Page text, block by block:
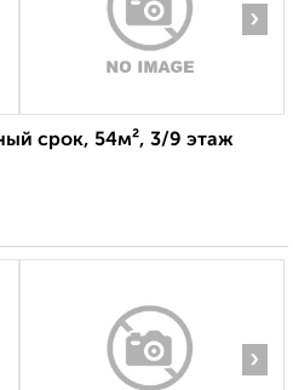
›
срок, 54м², 3/9 этаж
›